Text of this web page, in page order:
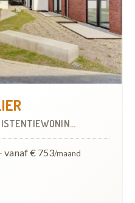
vanaf € 753/maand